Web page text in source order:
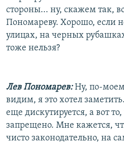
стороны... ну, скажем так,
Пономареву. Хорошо, если
улицах, на черных
тоже нельзя?
Лев Пономарев:Ну, по-
видим, я это хотел
еще дискутируется, а вот
запрещено. Мне кажется,
чисто законодательно, на